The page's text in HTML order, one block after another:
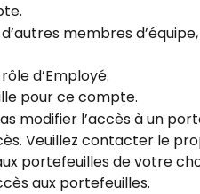
membres
d’Employé.
pour ce compte.
modifier l’accès à un
Veuillez contacter le
portefeuilles de votre
aux portefeuilles.